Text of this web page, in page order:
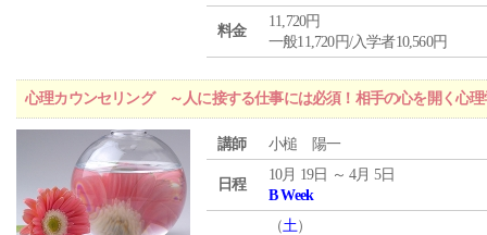
料金
11,720円
一般11,720円/入学者10,560円
心理カウンセリング ～人に接する仕事には必須！相手の心を開く心理
講師 小槌 陽一
日程
10月 19日 ～ 4月 5日
B Week
（土）